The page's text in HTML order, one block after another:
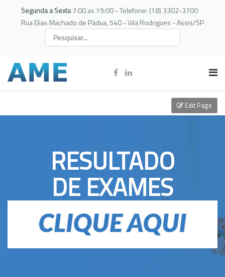
Segunda a Sexta7:00 as 19:00 - Telefone: (18) 3302-3700
Rua Elias Machado de Pádua, 540 - Vila Rodrigues - Assis/SP
RESULTADO
DE EXAMES
Edit Page